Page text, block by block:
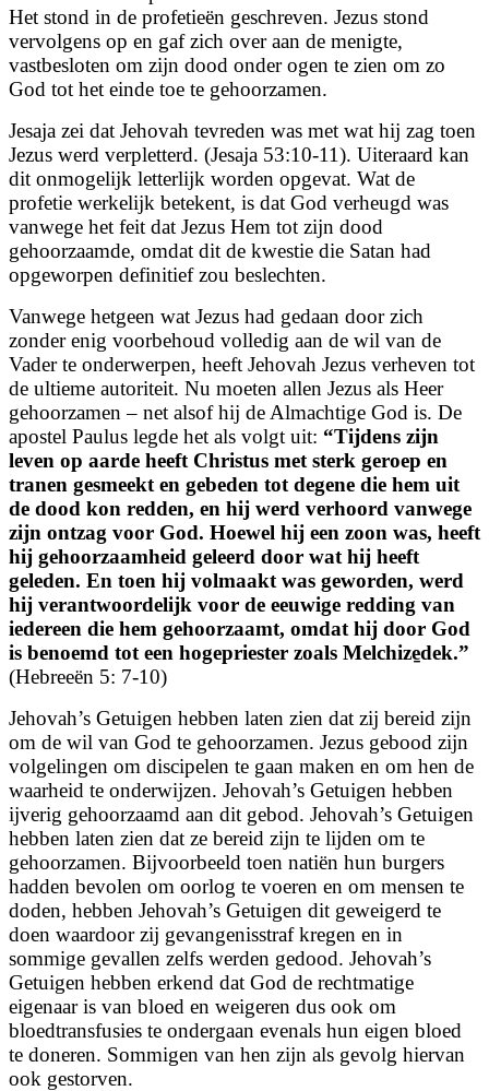
Het stond in de profetieën geschreven. Jezus stond
vervolgens op en gaf zich over aan de menigte,
vastbesloten om zijn dood onder ogen te zien om zo
God tot het einde toe te gehoorzamen.
Jesaja zei dat Jehovah tevreden was met wat hij zag toen
Jezus werd verpletterd. (Jesaja 53:10-11). Uiteraard kan
dit onmogelijk letterlijk worden opgevat. Wat de
profetie werkelijk betekent, is dat God verheugd was
vanwege het feit dat Jezus Hem tot zijn dood
gehoorzaamde, omdat dit de kwestie die Satan had
opgeworpen definitief zou beslechten.
Vanwege hetgeen wat Jezus had gedaan door zich
zonder enig voorbehoud volledig aan de wil van de
Vader te onderwerpen, heeft Jehovah Jezus verheven tot
de ultieme autoriteit. Nu moeten allen Jezus als Heer
gehoorzamen – net alsof hij de Almachtige God is. De
apostel Paulus legde het als volgt uit: “Tijdens zijn
leven op aarde heeft Christus met sterk geroep en
tranen gesmeekt en gebeden tot degene die hem uit
de dood kon redden, en hij werd verhoord vanwege
zijn ontzag voor God. Hoewel hij een zoon was, heeft
hij gehoorzaamheid geleerd door wat hij heeft
geleden. En toen hij volmaakt was geworden, werd
hij verantwoordelijk voor de eeuwige redding van
iedereen die hem gehoorzaamt, omdat hij door God
is benoemd tot een hogepriester zoals Melchize̱dek.”
(Hebreeën 5: 7-10)
Jehovah’s Getuigen hebben laten zien dat zij bereid zijn
om de wil van God te gehoorzamen. Jezus gebood zijn
volgelingen om discipelen te gaan maken en om hen de
waarheid te onderwijzen. Jehovah’s Getuigen hebben
ijverig gehoorzaamd aan dit gebod. Jehovah’s Getuigen
hebben laten zien dat ze bereid zijn te lijden om te
gehoorzamen. Bijvoorbeeld toen natiën hun burgers
hadden bevolen om oorlog te voeren en om mensen te
doden, hebben Jehovah’s Getuigen dit geweigerd te
doen waardoor zij gevangenisstraf kregen en in
sommige gevallen zelfs werden gedood. Jehovah’s
Getuigen hebben erkend dat God de rechtmatige
eigenaar is van bloed en weigeren dus ook om
bloedtransfusies te ondergaan evenals hun eigen bloed
te doneren. Sommigen van hen zijn als gevolg hiervan
ook gestorven.